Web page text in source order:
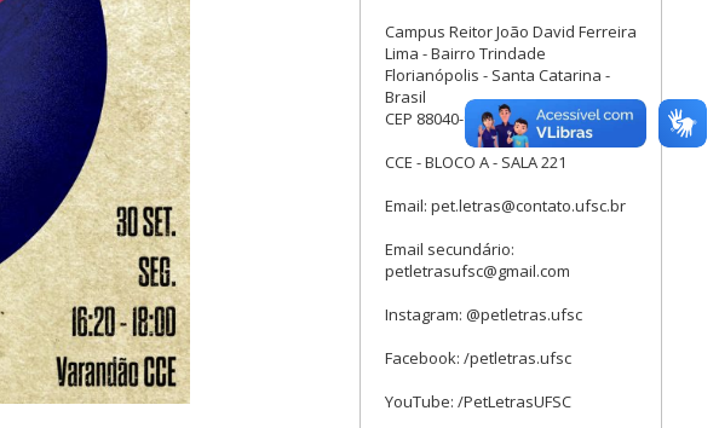
Campus Reitor João David Ferreira
Lima - Bairro Trindade
Florianópolis - Santa Catarina -
Brasil
CEP 88040-900
CCE - BLOCO A - SALA 221
Email: pet.letras@contato.ufsc.br
Email secundário:
petletrasufsc@gmail.com
Instagram: @petletras.ufsc
Facebook: /petletras.ufsc
YouTube: /PetLetrasUFSC